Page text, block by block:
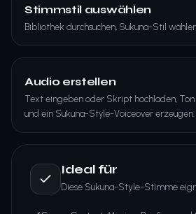
Stimmstil auswählen
Bibliothek durchsuchen, Sukuna-Stil
Audio erstellen
Text eingeben oder Skript hochladen,
und ein Sukuna-Style-Voiceover erzeugen.
Ideal für
Diese Sukuna-Style-Stimme